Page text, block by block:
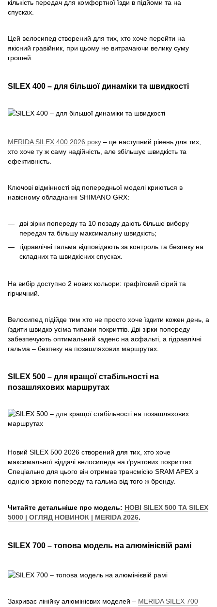
кількість передач для комфортної їзди в підйоми та на
спусках.
Цей велосипед створений для тих, хто хоче перейти на
якісний гравійник, при цьому не витрачаючи велику суму
грошей.
SILEX 400 – для більшої динаміки та швидкості
MERIDA SILEX 400 2026 року – це наступний рівень для тих,
хто хоче ту ж саму надійність, але збільшує швидкість та
ефективність.
Ключові відмінності від попередньої моделі криються в
навісному обладнанні SHIMANO GRX:
дві зірки попереду та 10 позаду дають більше вибору
передач та більшу максимальну швидкість;
гідравлічні гальма відповідають за контроль та безпеку на
складних та швидкісних спусках.
На вибір доступно 2 нових кольори: графітовий сірий та
гірчичний.
Велосипед підійде тим хто не просто хоче їздити кожен день, а
їздити швидко усіма типами покриттів. Дві зірки попереду
забезпечують оптимальний каденс на асфальті, а гідравлічні
гальма – безпеку на позашляхових маршрутах.
SILEX 500 – для кращої стабільності на
позашляхових маршрутах
Новий SILEX 500 2026 створений для тих, хто хоче
максимальної віддачі велосипеда на ґрунтових покриттях.
Спеціально для цього він отримав трансмісію SRAM APEX з
однією зіркою попереду та гальма від того ж бренду.
Читайте детальніше про модель: НОВІ SILEX 500 ТА SILEX
5000 | ОГЛЯД НОВИНОК | MERIDA 2026.
SILEX 700 – топова модель на алюмінієвій рамі
Закриває лінійку алюмінієвих моделей – MERIDA SILEX 700